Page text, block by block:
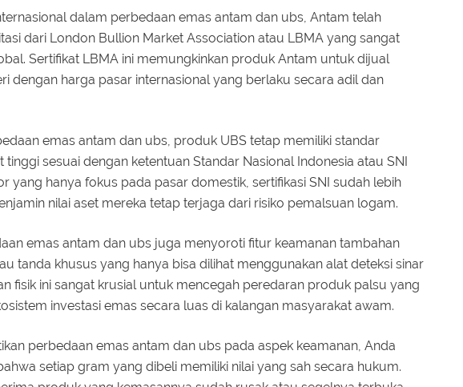
dalam perbedaan emas antam dan ubs, Antam telah
dari London Bullion Market Association atau LBMA yang sangat
Sertifikat LBMA ini memungkinkan produk Antam untuk dijual
dengan harga pasar internasional yang berlaku secara adil dan
emas antam dan ubs, produk UBS tetap memiliki standar
tinggi sesuai dengan ketentuan Standar Nasional Indonesia atau SNI
yang hanya fokus pada pasar domestik, sertifikasi SNI sudah lebih
nilai aset mereka tetap terjaga dari risiko pemalsuan logam.
emas antam dan ubs juga menyoroti fitur keamanan tambahan
tanda khusus yang hanya bisa dilihat menggunakan alat deteksi sinar
fisik ini sangat krusial untuk mencegah peredaran produk palsu yang
investasi emas secara luas di kalangan masyarakat awam.
perbedaan emas antam dan ubs pada aspek keamanan, Anda
setiap gram yang dibeli memiliki nilai yang sah secara hukum.